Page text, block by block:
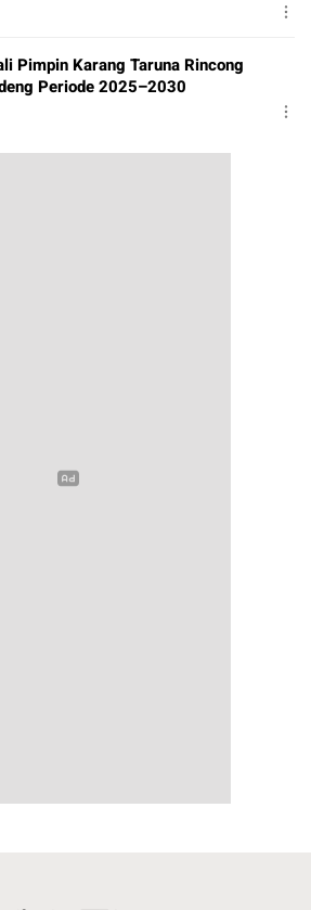
Pimpin Karang Taruna Rincong
Periode 2025–2030